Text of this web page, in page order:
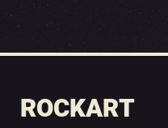
ROCKART